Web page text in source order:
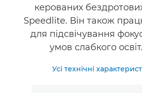
керованих
Speedlite. Він також
для підсвічування
умов слабкого
Усі технічні